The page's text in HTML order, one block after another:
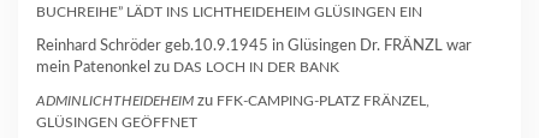
BUCHREIHE” LÄDT INS LICHTHEIDEHEIM GLÜSINGEN EIN
Reinhard Schröder geb.10.9.1945 in Glüsingen Dr. FRÄNZL war
mein Patenonkel zu DAS LOCH IN DER BANK
ADMINLICHTHEIDEHEIM zu FFK-CAMPING-PLATZ FRÄNZEL,
GLÜSINGEN GEÖFFNET